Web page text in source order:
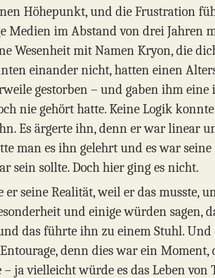
Höhepunkt, und die Frustration
Medien im Abstand von drei Jahren
Wesenheit mit Namen Kryon, die
einander nicht, hatten einen
gestorben – und gaben ihm eine
nie gehört hatte. Keine Logik
Es ärgerte ihn, denn er war linear
man es ihn gelehrt und es war
sein sollte. Doch hier ging es nicht.
er seine Realität, weil er das musste,
und einige würden sagen,
das führte ihn zu einem Stuhl. Und
denn dies war ein Moment,
ja vielleicht würde es das Leben